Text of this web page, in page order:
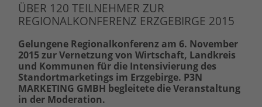
ÜBER 120 TEILNEHMER ZUR
REGIONALKONFERENZ ERZGEBIRGE 2015
Gelungene Regionalkonferenz am 6. November
2015 zur Vernetzung von Wirtschaft, Landkreis
und Kommunen für die Intensivierung des
Standortmarketings im Erzgebirge. P3N
MARKETING GMBH begleitete die Veranstaltung
in der Moderation.